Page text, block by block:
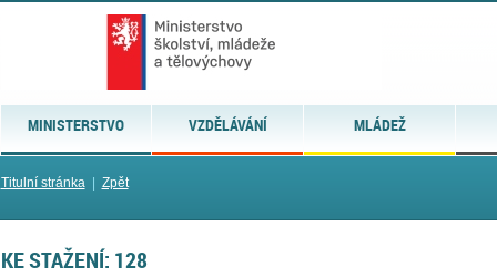
MINISTERSTVO VZDĚLÁVÁNÍ MLÁDEŽ
Titulní stránka| Zpět
KE STAŽENÍ: 128